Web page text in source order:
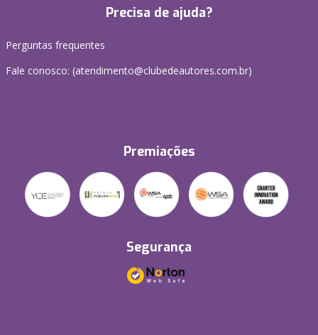
Precisa de ajuda?
Perguntas frequentes
Fale conosco: (atendimento@clubedeautores.com.br)
Premiações
Segurança